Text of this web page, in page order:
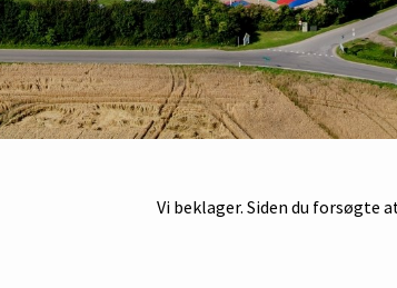
Vi beklager. Siden du forsøgte